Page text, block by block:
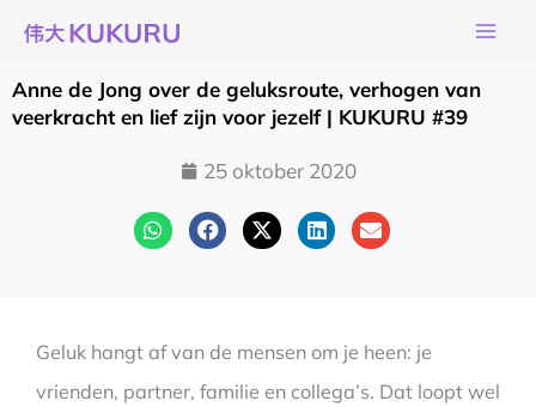
naar
de
inhoud
Anne de Jong over de geluksroute, verhogen van
veerkracht en lief zijn voor jezelf | KUKURU #39
25 oktober 2020
Geluk hangt af van de mensen om je heen: je
vrienden, partner, familie en collega’s. Dat loopt wel